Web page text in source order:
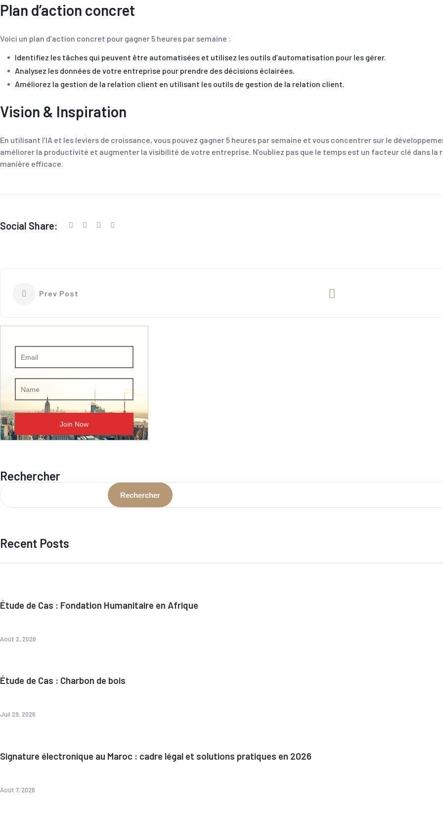
Plan d’action concret
Voici un plan d’action concret pour gagner 5 heures par semaine :
Identifiez les tâches qui peuvent être automatisées et utilisez les outils d’automatisation pour les gérer.
Analysez les données de votre entreprise pour prendre des décisions éclairées.
Améliorez la gestion de la relation client en utilisant les outils de gestion de la relation client.
Vision & Inspiration
En utilisant l’IA et les leviers de croissance, vous pouvez gagner 5 heures par semaine et vous concentrer sur le
améliorer la productivité et augmenter la visibilité de votre entreprise. N’oubliez pas que le temps est un facteur clé dans
manière efficace.
Social Share:
Prev Post
Rechercher
Rechercher
Recent Posts
Étude de Cas : Fondation Humanitaire en Afrique
Août 2, 2026
Étude de Cas : Charbon de bois
Juil 29, 2026
Signature électronique au Maroc : cadre légal et solutions pratiques en 2026
Août 7, 2026